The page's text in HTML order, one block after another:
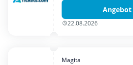
22.08.2026
Magita